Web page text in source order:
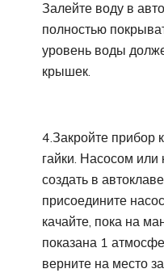
Залейте воду в
полностью
уровень воды
крышек.
4.Закройте прибор
гайки. Насосом
создать в
присоедините
качайте, пока на
показана 1
верните на место